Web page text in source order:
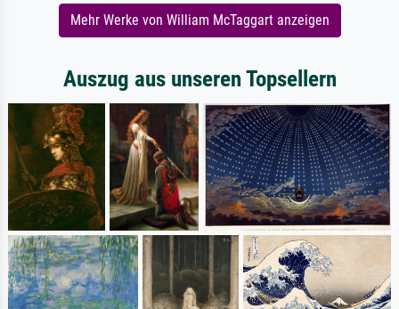
Mehr Werke von William McTaggart anzeigen
Auszug aus unseren Topsellern